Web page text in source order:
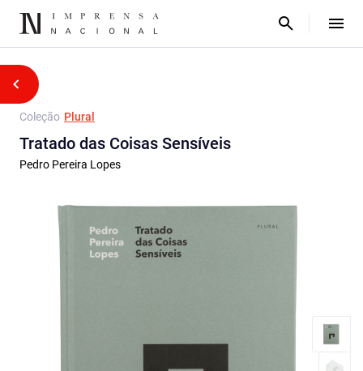
Coleção Plural
Tratado das Coisas Sensíveis
Pedro Pereira Lopes